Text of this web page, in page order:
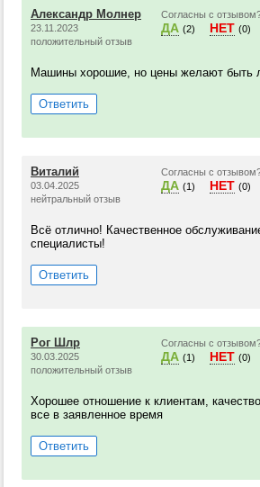
Александр Молнер
23.11.2023
положительный отзыв
Согласны с
ДА (2) НЕТ (0)
Машины хорошие, но цены желают быть
Ответить
Виталий
03.04.2025
нейтральный отзыв
Согласны с
ДА (1) НЕТ (0)
Всё отлично! Качественное
специалисты!
Ответить
Рог Шлр
30.03.2025
положительный отзыв
Согласны с
ДА (1) НЕТ (0)
Хорошее отношение к клиентам,
все в заявленное время
Ответить